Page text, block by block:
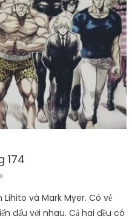
174
và Mark Myer. Có vẻ
đấu với nhau. Cả hai đều có